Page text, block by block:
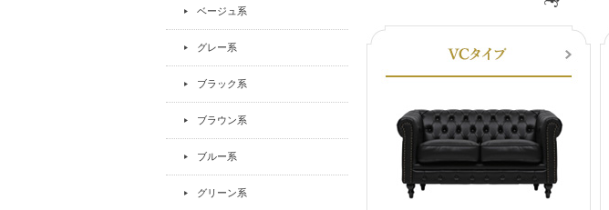
ベージュ系
グレー系
ブラック系
ブラウン系
ブルー系
グリーン系